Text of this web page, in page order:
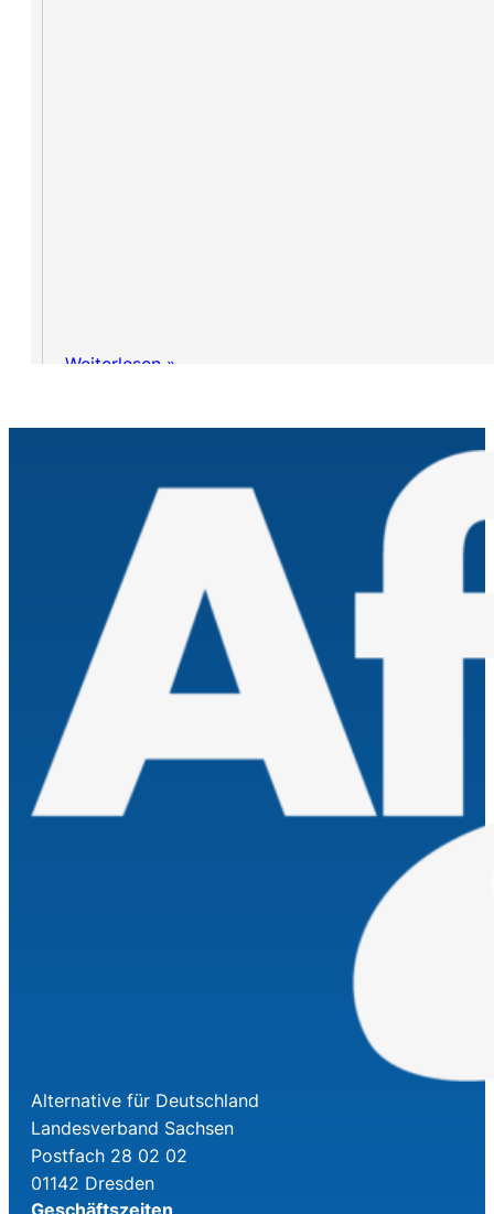
Weiterlesen »
Alternative für Deutschland
Landesverband Sachsen
Postfach 28 02 02
01142 Dresden
Geschäftszeiten